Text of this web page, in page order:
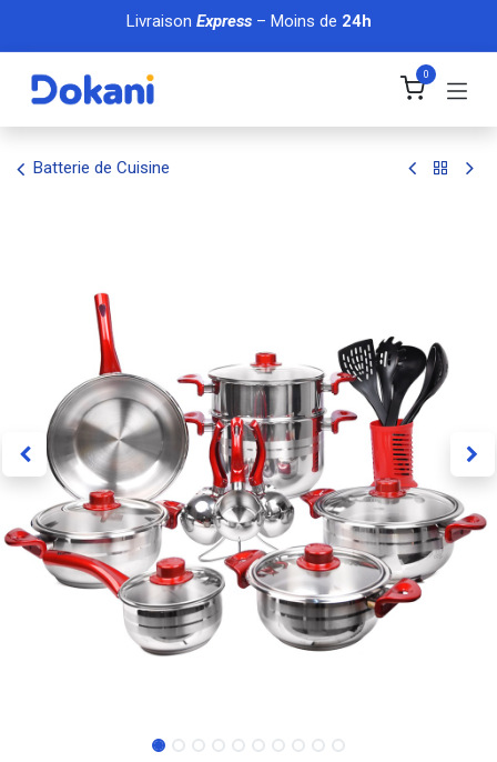
Se rendre au contenu
Livraison Express– Moins de 24h
0
Batterie de Cuisine